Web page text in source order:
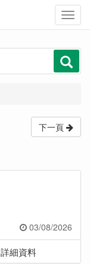
下一頁
03/08/2026
詳細資料